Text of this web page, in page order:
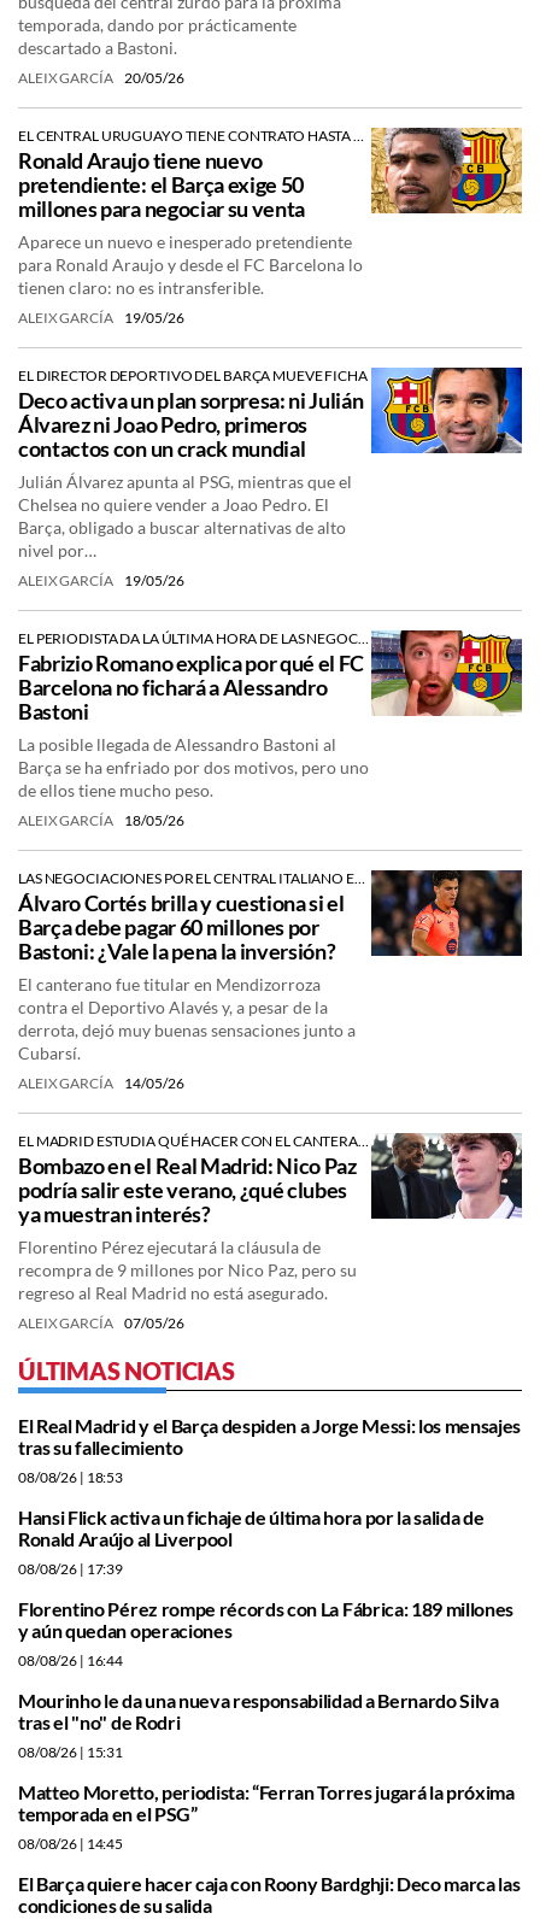
temporada, dando por prácticamente
descartado a Bastoni.
ALEIX GARCÍA 20/05/26
EL CENTRAL URUGUAYO TIENE CONTRATO HASTA 2031
Ronald Araujo tiene nuevo
pretendiente: el Barça exige 50
millones para negociar su venta
Aparece un nuevo e inesperado pretendiente
para Ronald Araujo y desde el FC Barcelona lo
tienen claro: no es intransferible.
ALEIX GARCÍA 19/05/26
EL DIRECTOR DEPORTIVO DEL BARÇA MUEVE FICHA
Deco activa un plan sorpresa: ni Julián
Álvarez ni Joao Pedro, primeros
contactos con un crack mundial
Julián Álvarez apunta al PSG, mientras que el
Chelsea no quiere vender a Joao Pedro. El
Barça, obligado a buscar alternativas de alto
nivel por…
ALEIX GARCÍA 19/05/26
EL PERIODISTA DA LA ÚLTIMA HORA DE LAS NEGOCIACIONES
Fabrizio Romano explica por qué el FC
Barcelona no fichará a Alessandro
Bastoni
La posible llegada de Alessandro Bastoni al
Barça se ha enfriado por dos motivos, pero uno
de ellos tiene mucho peso.
ALEIX GARCÍA 18/05/26
LAS NEGOCIACIONES POR EL CENTRAL ITALIANO ESTÁN ESTANCADAS
Álvaro Cortés brilla y cuestiona si el
Barça debe pagar 60 millones por
Bastoni: ¿Vale la pena la inversión?
El canterano fue titular en Mendizorroza
contra el Deportivo Alavés y, a pesar de la
derrota, dejó muy buenas sensaciones junto a
Cubarsí.
ALEIX GARCÍA 14/05/26
EL MADRID ESTUDIA QUÉ HACER CON EL CANTERANO
Bombazo en el Real Madrid: Nico Paz
podría salir este verano, ¿qué clubes
ya muestran interés?
Florentino Pérez ejecutará la cláusula de
recompra de 9 millones por Nico Paz, pero su
regreso al Real Madrid no está asegurado.
ALEIX GARCÍA 07/05/26
ÚLTIMAS NOTICIAS
El Real Madrid y el Barça despiden a Jorge Messi: los mensajes
tras su fallecimiento
08/08/26 | 18:53
Hansi Flick activa un fichaje de última hora por la salida de
Ronald Araújo al Liverpool
08/08/26 | 17:39
Florentino Pérez rompe récords con La Fábrica: 189 millones
y aún quedan operaciones
08/08/26 | 16:44
Mourinho le da una nueva responsabilidad a Bernardo Silva
tras el "no" de Rodri
08/08/26 | 15:31
Matteo Moretto, periodista: “Ferran Torres jugará la próxima
temporada en el PSG”
08/08/26 | 14:45
El Barça quiere hacer caja con Roony Bardghji: Deco marca las
condiciones de su salida